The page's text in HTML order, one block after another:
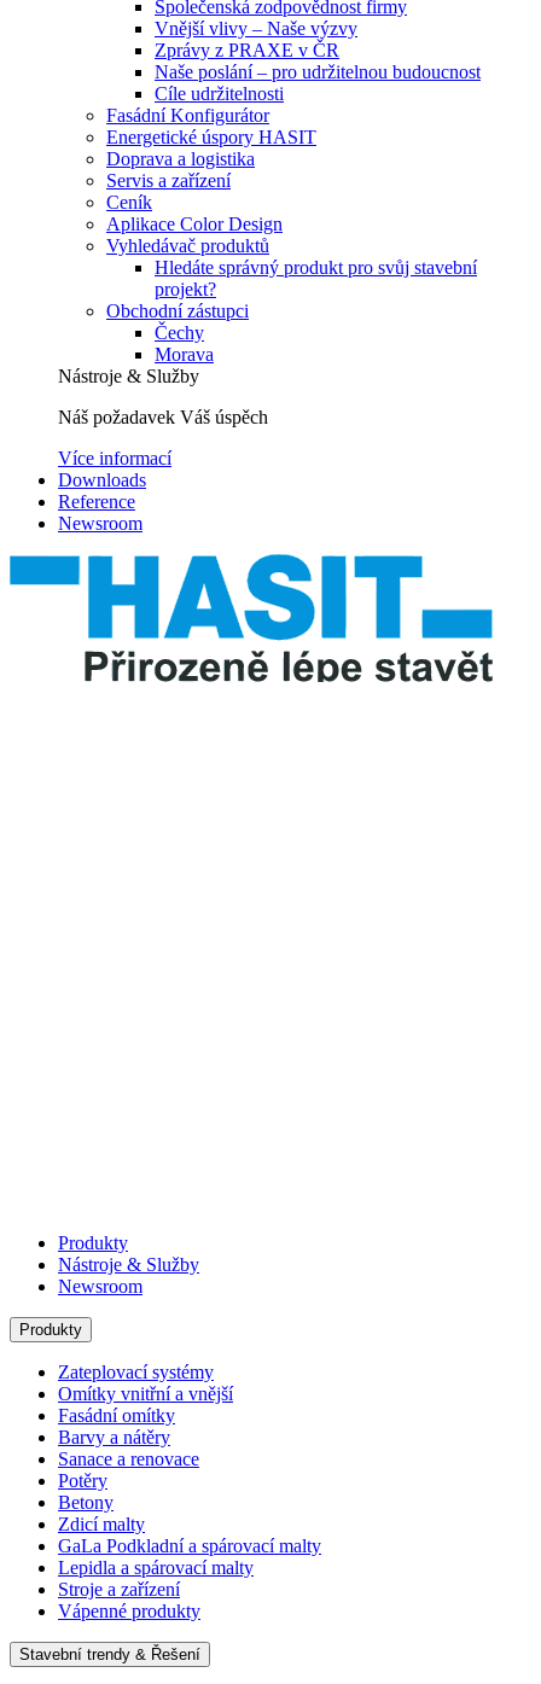
Společenská zodpovědnost firmy
Vnější vlivy – Naše výzvy
Zprávy z PRAXE v ČR
Naše poslání – pro udržitelnou budoucnost
Cíle udržitelnosti
Fasádní Konfigurátor
Energetické úspory HASIT
Doprava a logistika
Servis a zařízení
Ceník
Aplikace Color Design
Vyhledávač produktů
Hledáte správný produkt pro svůj stavební
projekt?
Obchodní zástupci
Čechy
Morava
Nástroje & Služby
Náš požadavek Váš úspěch
Více informací
Downloads
Reference
Newsroom
Produkty
Nástroje & Služby
Newsroom
Produkty
Zateplovací systémy
Omítky vnitřní a vnější
Fasádní omítky
Barvy a nátěry
Sanace a renovace
Potěry
Betony
Zdicí malty
GaLa Podkladní a spárovací malty
Lepidla a spárovací malty
Stroje a zařízení
Vápenné produkty
Stavební trendy & Řešení